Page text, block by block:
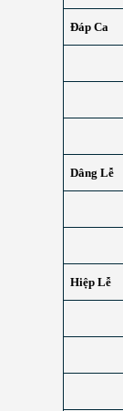
Đáp Ca
Dâng Lễ
Hiệp Lễ